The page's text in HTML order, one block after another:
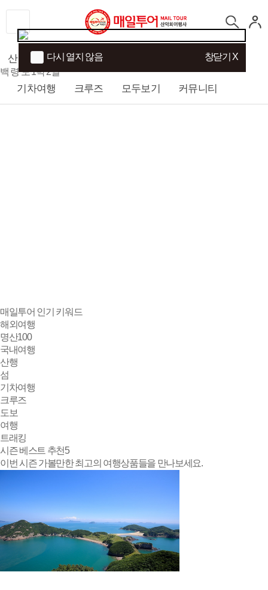
산행 섬/트래킹
기차여행 크루즈 모두보기 커뮤니티
백 령 도 1박 2일
매일투어 인기 키워드
해외여행
명산100
국내여행
산행
섬
기차여행
크루즈
도보
여행
트래킹
시즌 베스트 추천5
이번 시즌 가볼만한 최고의 여행상품들을 만나보세요.
다시 열지 않음 창닫기 X